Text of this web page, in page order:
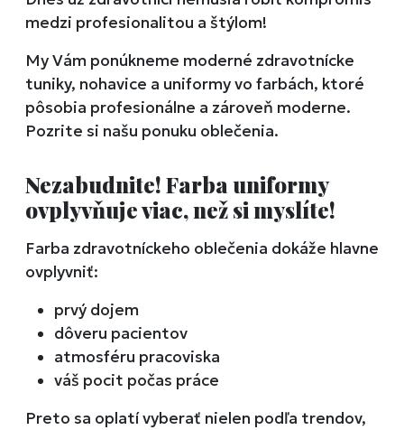
medzi profesionalitou a štýlom!
My Vám ponúkneme moderné zdravotnícke
tuniky, nohavice a uniformy vo farbách, ktoré
pôsobia profesionálne a zároveň moderne.
Pozrite si našu ponuku oblečenia.
Nezabudnite! Farba uniformy
ovplyvňuje viac, než si myslíte!
Farba zdravotníckeho oblečenia dokáže hlavne
ovplyvniť:
prvý dojem
dôveru pacientov
atmosféru pracoviska
váš pocit počas práce
Preto sa oplatí vyberať nielen podľa trendov,